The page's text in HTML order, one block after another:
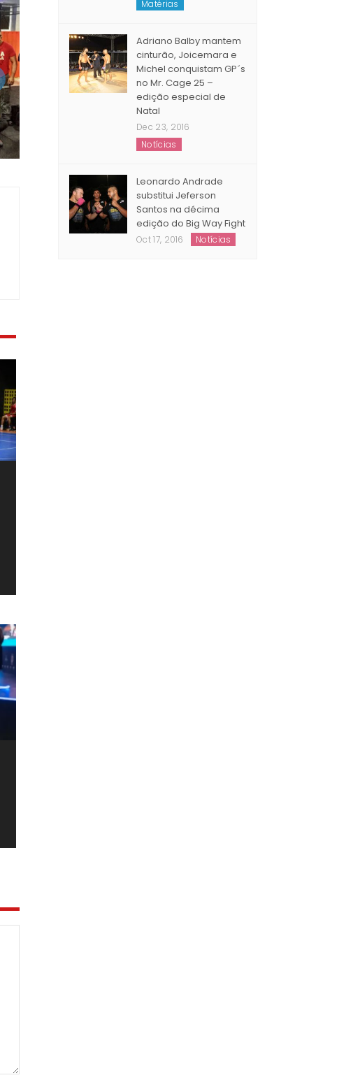
Matérias
Adriano Balby mantem
cinturão, Joicemara e
Michel conquistam GP´s
no Mr. Cage 25 –
edição especial de
Natal
Dec 23, 2016
Notícias
Leonardo Andrade
substitui Jeferson
Santos na décima
edição do Big Way Fight
Oct 17, 2016 Notícias